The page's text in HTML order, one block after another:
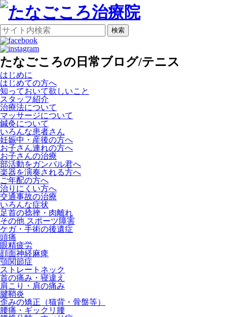
検索
たなごころの日常ブログ/テニス
はじめに
はじめての方へ
知っておいて欲しいこと
スタッフ紹介
治療法について
マッサージについて
鍼灸について
いろんな患者さん
妊娠中・産後の方へ
お子さん連れの方へ
お子さんの治療
部活動をガンバル君へ
楽器を演奏される方へ
ご年配の方へ
治りにくい方へ
交通事故の治療
いろんな症状
足首の捻挫・肉離れ
その他 スポーツ障害
ケガ・手術の後遺症
頭痛
眼精疲労
顔面神経麻痺
顎関節症
ストレートネック
首の痛み・寝違え
肩こり・肩の痛み
腱鞘炎
歪みの矯正（猫背・骨盤等）
腰痛・ギックリ腰